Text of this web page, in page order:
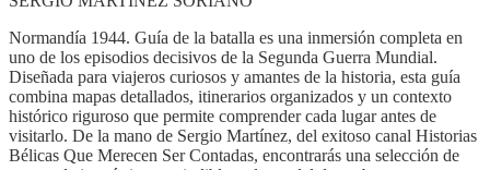
Normandía 1944. Guía de la batalla es una inmersión completa en
uno de los episodios decisivos de la Segunda Guerra Mundial.
Diseñada para viajeros curiosos y amantes de la historia, esta guía
combina mapas detallados, itinerarios organizados y un contexto
histórico riguroso que permite comprender cada lugar antes de
visitarlo. De la mano de Sergio Martínez, del exitoso canal Historias
Bélicas Que Merecen Ser Contadas, encontrarás una selección de